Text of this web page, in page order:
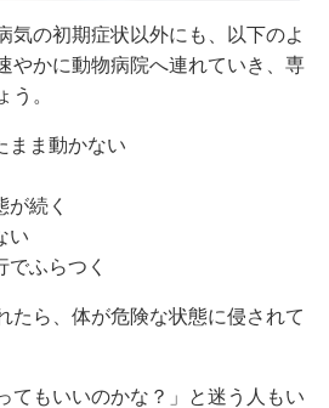
気の初期症状以外にも、以下のよ
やかに動物病院へ連れていき、専
う。
まま動かない
続く
い
ふらつく
たら、体が危険な状態に侵されて
てもいいのかな？」と迷う人もい